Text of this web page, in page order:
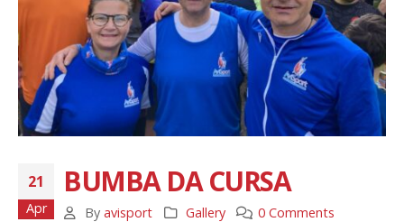
21
Apr
BUMBA DA CURSA
By avisport Gallery 0 Comments